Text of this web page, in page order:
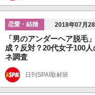
恋愛・結婚 2018年07月
「男のアンダーヘア脱毛
成？反対？20代女子100
ネ調査
日刊SPA!取材班